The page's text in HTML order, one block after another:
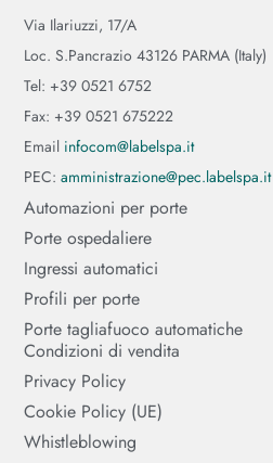
Via Ilariuzzi, 17/A
Loc. S.Pancrazio 43126 PARMA (Italy)
Tel: +39 0521 6752
Fax: +39 0521 675222
Email infocom@labelspa.it
PEC:amministrazione@pec.labelspa.it
Automazioni per porte
Porte ospedaliere
Ingressi automatici
Profili per porte
Porte tagliafuoco automatiche
Condizioni di vendita
Privacy Policy
Cookie Policy (UE)
Whistleblowing